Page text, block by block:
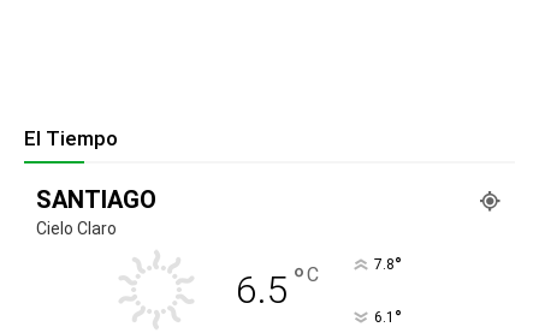
El Tiempo
SANTIAGO
Cielo Claro
6.5 °C 7.8°
6.1 °